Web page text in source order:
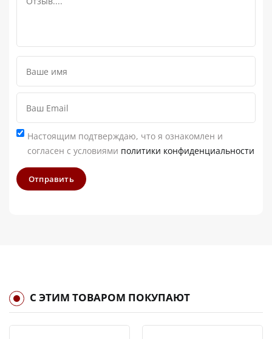
Настоящим подтверждаю, что я ознакомлен и
согласен с условиями политики конфиденциальности
Отправить
С ЭТИМ ТОВАРОМ ПОКУПАЮТ